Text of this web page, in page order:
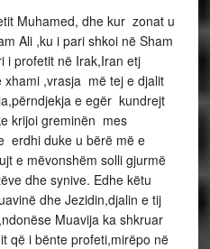
Muhamed, dhe kur zonat u
Ali ,ku i pari shkoi në Sham
i profetit në Irak,Iran etj
xhami ,vrasja më tej e djalit
e egër kundrejt
krijoi greminën mes
erdhi duke u bërë më e
e mëvonshëm solli gjurmë
dhe synive. Edhe këtu
dhe Jezidin,djalin e tij
Muavija ka shkruar
që i bënte profeti,mirëpo në